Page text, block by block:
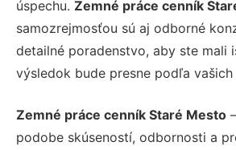
úspechu. Zemné práce cenník
samozrejmosťou sú aj odborné
detailné poradenstvo, aby ste mali
výsledok bude presne podľa vašich
Zemné práce cenník Staré Mesto
podobe skúseností, odbornosti a